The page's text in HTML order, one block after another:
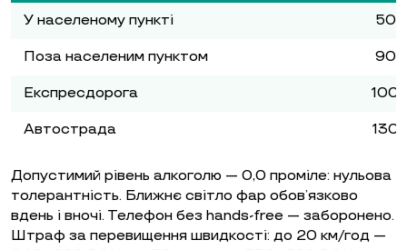
У населеному пункті 50
Поза населеним пунктом 90
Експресдорога 100
Автострада 130
Допустимий рівень алкоголю — 0,0 проміле: нульова
толерантність. Ближнє світло фар обов’язково
вдень і вночі. Телефон без hands-free — заборонено.
Штраф за перевищення швидкості: до 20 км/год —